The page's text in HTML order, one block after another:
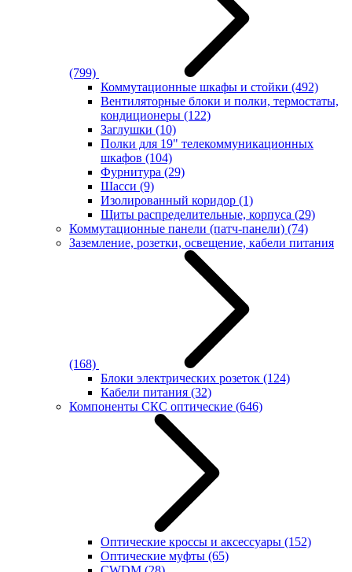
(799)
Коммутационные шкафы и стойки (492)
Вентиляторные блоки и полки, термостаты,
кондиционеры (122)
Заглушки (10)
Полки для 19" телекоммуникационных
шкафов (104)
Фурнитура (29)
Шасси (9)
Изолированный коридор (1)
Щиты распределительные, корпуса (29)
Коммутационные панели (патч-панели) (74)
Заземление, розетки, освещение, кабели питания
(168)
Блоки электрических розеток (124)
Кабели питания (32)
Компоненты СКС оптические (646)
Оптические кроссы и аксессуары (152)
Оптические муфты (65)